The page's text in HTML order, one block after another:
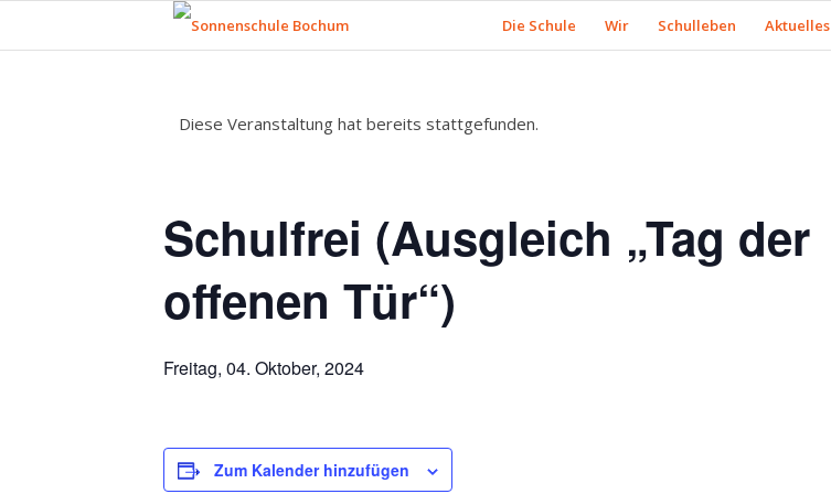
Die Schule Wir Schulleben Aktuelles
Diese Veranstaltung hat bereits stattgefunden.
Schulfrei (Ausgleich „Tag der
offenen Tür“)
Freitag, 04. Oktober, 2024
Zum Kalender hinzufügen